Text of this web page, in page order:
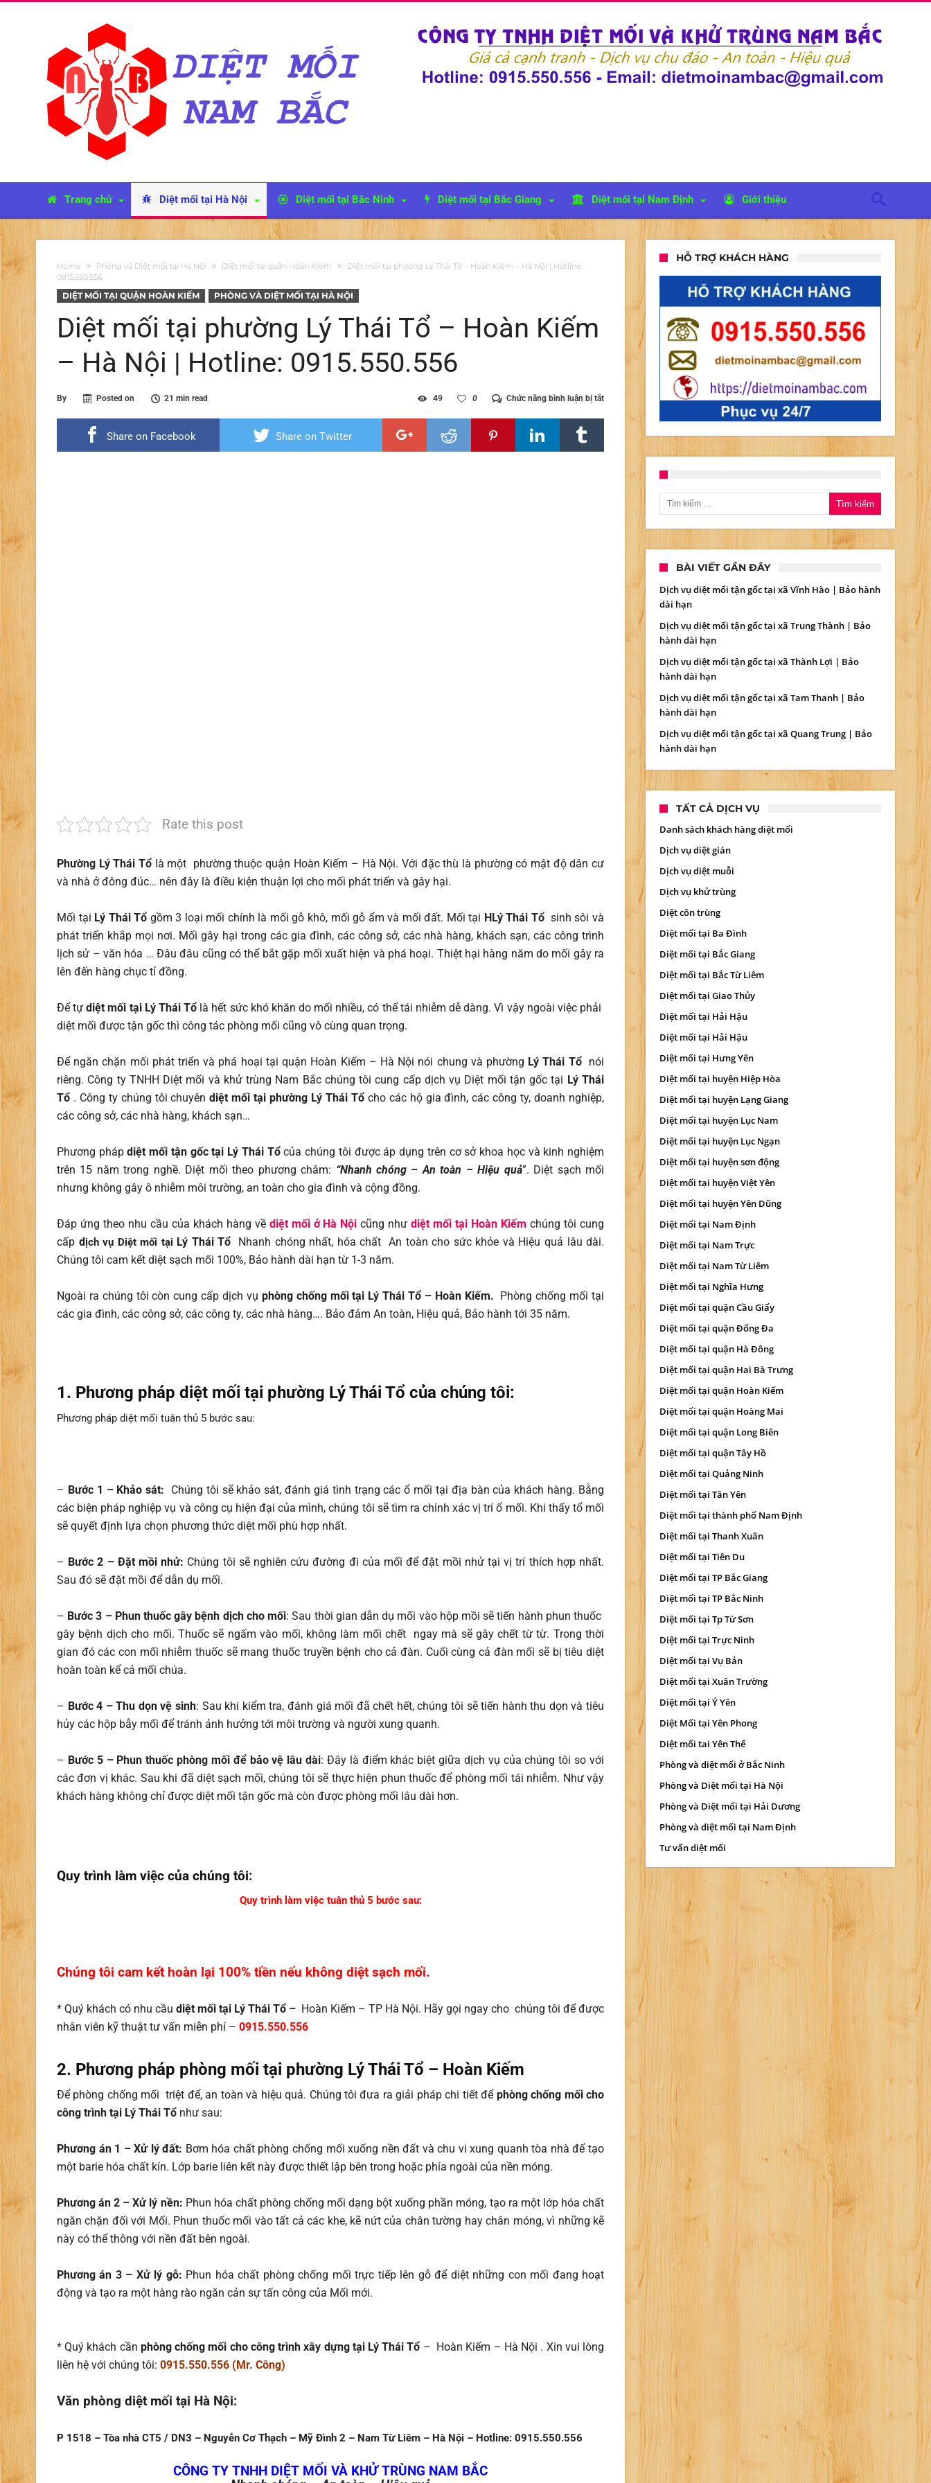
Trang chủ Diệt mối tại Hà Nội Diệt mối tại Bắc Ninh Diệt mối tại Bắc Giang Diệt mối tại Nam Định Giới thiệu
Home Phòng và Diệt mối tại Hà Nội Diệt mối tại quận Hoàn Kiếm
Diệt mối tại phường Lý Thái Tổ – Hoàn Kiếm – Hà Nội | Hotline:
0915.550.556
DIỆT MỐI TẠI QUẬN HOÀN KIẾM PHÒNG VÀ DIỆT MỐI TẠI HÀ NỘI
Diệt mối tại phường Lý Thái Tổ – Hoàn Kiếm
– Hà Nội | Hotline: 0915.550.556
By Posted on 21 min read Chức năng bình luận bị tắtở
mối
Lý
0915.550.556
0
49
Share on Facebook Share on Twitter
Rate this post
Phường Lý Thái Tổ là một phường thuộc quận Hoàn Kiếm – Hà Nội. Với đặc thù là phường có mật độ dân cư
và nhà ở đông đúc… nên đây là điều kiện thuận lợi cho mối phát triển và gây hại.
Mối tại Lý Thái Tổ gồm 3 loại mối chính là mối gỗ khô, mối gỗ ẩm và mối đất. Mối tại HLý Thái Tổ sinh sôi và
phát triển khắp mọi nơi. Mối gây hại trong các gia đình, các công sở, các nhà hàng, khách sạn, các công trình
lịch sử – văn hóa … Đâu đâu cũng có thể bắt gặp mối xuất hiện và phá hoại. Thiệt hại hàng năm do mối gây ra
lên đến hàng chục tỉ đồng.
Để tự diệt mối tại Lý Thái Tổ là hết sức khó khăn do mối nhiều, có thể tái nhiễm dễ dàng. Vì vậy ngoài việc phải
diệt mối được tận gốc thì công tác phòng mối cũng vô cùng quan trọng.
Để ngăn chặn mối phát triển và phá hoại tại quận Hoàn Kiếm – Hà Nội nói chung và phường Lý Thái Tổ
nói
riêng. Công ty TNHH Diệt mối và khử trùng Nam Bắc chúng tôi cung cấp dịch vụ Diệt mối tận gốc tại Lý Thái
Tổ . Công ty chúng tôi chuyêndiệt mối tại phường Lý Thái Tổcho các hộ gia đình, các công ty, doanh nghiệp,
các công sở, các nhà hàng, khách sạn…
Phương phápdiệt mối tận gốc tại Lý Thái Tổcủa chúng tôi được áp dụng trên cơ sở khoa học và kinh nghiệm
trên 15 năm trong nghề. Diệt mối theo phương châm: “Nhanh chóng – An toàn – Hiệu quả”. Diệt sạch mối
nhưng không gây ô nhiễm môi trường, an toàn cho gia đình và cộng đồng.
Đáp ứng theo nhu cầu của khách hàng về diệt mối ở Hà Nội cũng nhưdiệt mối tại Hoàn Kiếm chúng tôi cung
cấp dịch vụ Diệt mối tại Lý Thái Tổ
Nhanh chóng nhất, hóa chất An toàn cho sức khỏe và Hiệu quả lâu dài.
Chúng tôi cam kết diệt sạch mối 100%, Bảo hành dài hạn từ 1-3 năm.
Ngoài ra chúng tôi còn cung cấp dịch vụ phòng chống mối tại Lý Thái Tổ – Hoàn Kiếm. Phòng chống mối tại
các gia đình, các công sở, các công ty, các nhà hàng…. Bảo đảm An toàn, Hiệu quả, Bảo hành tới 35 năm.
1. Phương pháp diệt mối tại phường Lý Thái Tổ của chúng tôi:
Phương pháp diệt mối tuân thủ 5 bước sau:
– Bước 1 – Khảo sát: Chúng tôi sẽ khảo sát, đánh giá tình trạng các ổ mối tại địa bàn của khách hàng. Bằng
các biện pháp nghiệp vụ và công cụ hiện đại của mình, chúng tôi sẽ tìm ra chính xác vị trí ổ mối. Khi thấy tổ mối
sẽ quyết định lựa chọn phương thức diệt mối phù hợp nhất.
– Bước 2 – Đặt mồi nhử: Chúng tôi sẽ nghiên cứu đường đi của mối để đặt mồi nhử tại vị trí thích hợp nhất.
Sau đó sẽ đặt mồi để dẫn dụ mối.
– Bước 3 – Phun thuốc gây bệnh dịch cho mối: Sau thời gian dẫn dụ mối vào hộp mồi sẽ tiến hành phun thuốc
gây bệnh dịch cho mối. Thuốc sẽ ngấm vào mối, không làm mối chết ngay mà sẽ gây chết từ từ. Trong thời
gian đó các con mối nhiễm thuốc sẽ mang thuốc truyền bệnh cho cả đàn. Cuối cùng cả đàn mối sẽ bị tiêu diệt
hoàn toàn kể cả mối chúa.
– Bước 4 – Thu dọn vệ sinh: Sau khi kiểm tra, đánh giá mối đã chết hết, chúng tôi sẽ tiến hành thu dọn và tiêu
hủy các hộp bẫy mối để tránh ảnh hưởng tới môi trường và người xung quanh.
– Bước 5 – Phun thuốc phòng mối để bảo vệ lâu dài: Đây là điểm khác biệt giữa dịch vụ của chúng tôi so với
các đơn vị khác. Sau khi đã diệt sạch mối, chúng tôi sẽ thực hiện phun thuốc để phòng mối tái nhiễm. Như vậy
khách hàng không chỉ được diệt mối tận gốc mà còn được phòng mối lâu dài hơn.
Quy trình làm việc của chúng tôi:
Quy trình làm việc tuân thủ 5 bước sau:
Chúng tôi cam kết hoàn lại 100% tiền nếu không diệt sạch mối.
* Quý khách có nhu cầu diệt mối tại Lý Thái Tổ – Hoàn Kiếm – TP Hà Nội. Hãy gọi ngay cho chúng tôi để được
nhân viên kỹ thuật tư vấn miễn phí – 0915.550.556
2. Phương pháp phòng mối tại phường Lý Thái Tổ – Hoàn Kiếm
Để phòng chống mối triệt để, an toàn và hiệu quả. Chúng tôi đưa ra giải pháp chi tiết để phòng chống mối cho
công trình tại Lý Thái Tổ như sau:
Phương án 1 – Xử lý đất: Bơm hóa chất phòng chống mối xuống nền đất và chu vi xung quanh tòa nhà để tạo
một barie hóa chất kín. Lớp barie liên kết này được thiết lập bên trong hoặc phía ngoài của nền móng.
Phương án 2 – Xử lý nền: Phun hóa chất phòng chống mối dạng bột xuống phần móng, tạo ra một lớp hóa chất
ngăn chặn đối với Mối. Phun thuốc mối vào tất cả các khe, kẽ nứt của chân tường hay chân móng, vì những kẽ
này có thể thông với nền đất bên ngoài.
Phương án 3 – Xử lý gỗ: Phun hóa chất phòng chống mối trực tiếp lên gỗ để diệt những con mối đang hoạt
động và tạo ra một hàng rào ngăn cản sự tấn công của Mối mới.
* Quý khách cần phòng chống mối cho công trình xây dựng tại Lý Thái Tổ – Hoàn Kiếm – Hà Nội . Xin vui lòng
liên hệ với chúng tôi: 0915.550.556 (Mr. Công)
Văn phòng diệt mối tại Hà Nội:
P 1518 – Tòa nhà CT5 / DN3 – Nguyễn Cơ Thạch – Mỹ Đình 2 – Nam Từ Liêm – Hà Nội – Hotline: 0915.550.556
CÔNG TY TNHH DIỆT MỐI VÀ KHỬ TRÙNG NAM BẮC
HỖ TRỢ KHÁCH HÀNG
Tìm kiếm cho:
BÀI VIẾT GẦN ĐÂY
Dịch vụ diệt mối tận gốc tại xã Vĩnh Hào | Bảo hành
dài hạn
Dịch vụ diệt mối tận gốc tại xã Trung Thành | Bảo
hành dài hạn
Dịch vụ diệt mối tận gốc tại xã Thành Lợi | Bảo
hành dài hạn
Dịch vụ diệt mối tận gốc tại xã Tam Thanh | Bảo
hành dài hạn
Dịch vụ diệt mối tận gốc tại xã Quang Trung | Bảo
hành dài hạn
TẤT CẢ DỊCH VỤ
Danh sách khách hàng diệt mối
Dịch vụ diệt gián
Dịch vụ diệt muỗi
Dịch vụ khử trùng
Diệt côn trùng
Diệt mối tại Ba Đình
Diệt mối tại Bắc Giang
Diệt mối tại Bắc Từ Liêm
Diệt mối tại Giao Thủy
Diệt mối tại Hải Hậu
Diệt mối tại Hải Hậu
Diệt mối tại Hưng Yên
Diệt mối tại huyện Hiệp Hòa
Diệt mối tại huyện Lạng Giang
Diệt mối tại huyện Lục Nam
Diệt mối tại huyện Lục Ngạn
Diệt mối tại huyện sơn động
Diệt mối tại huyện Việt Yên
Diệt mối tại huyện Yên Dũng
Diệt mối tại Nam Định
Diệt mối tại Nam Trực
Diệt mối tại Nam Từ Liêm
Diệt mối tại Nghĩa Hưng
Diệt mối tại quận Cầu Giấy
Diệt mối tại quận Đống Đa
Diệt mối tại quận Hà Đông
Diệt mối tại quận Hai Bà Trưng
Diệt mối tại quận Hoàn Kiếm
Diệt mối tại quận Hoàng Mai
Diệt mối tại quận Long Biên
Diệt mối tại quận Tây Hồ
Diệt mối tại Quảng Ninh
Diệt mối tại Tân Yên
Diệt mối tại thành phố Nam Định
Diệt mối tại Thanh Xuân
Diệt mối tại Tiên Du
Diệt mối tại TP Bắc Giang
Diệt mối tại TP Bắc Ninh
Diệt mối tại Tp Từ Sơn
Diệt mối tại Trực Ninh
Diệt mối tại Vụ Bản
Diệt mối tại Xuân Trường
Diệt mối tại Ý Yên
Diệt Mối tại Yên Phong
Diệt mối tai Yên Thế
Phòng và diệt mối ở Bắc Ninh
Phòng và Diệt mối tại Hà Nội
Phòng và Diệt mối tại Hải Dương
Phòng và diệt mối tại Nam Định
Tư vấn diệt mối